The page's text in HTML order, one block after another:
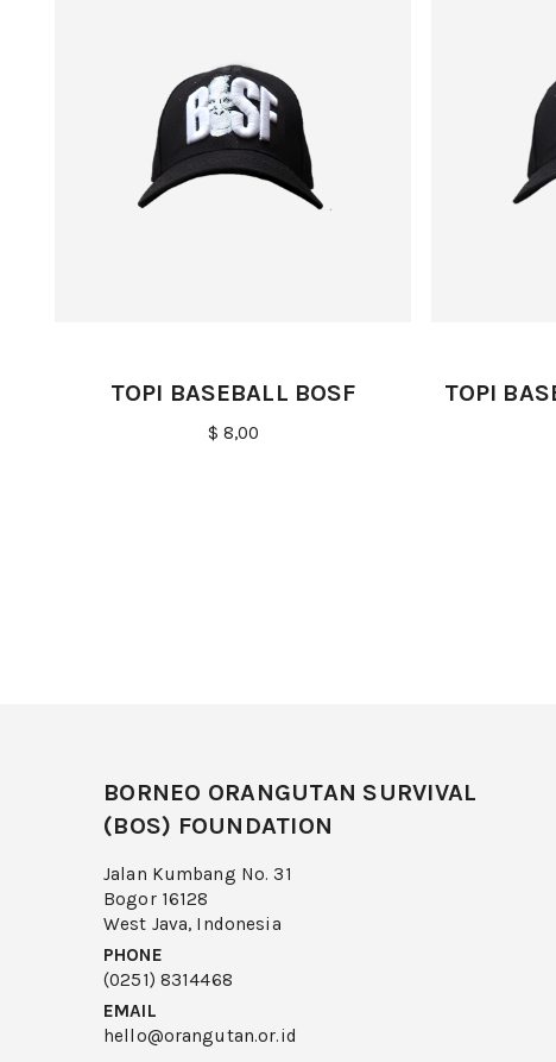
TOPI BASEBALL BOSF
$ 8,00
TOPI
BORNEO ORANGUTAN SURVIVAL
(BOS) FOUNDATION
Jalan Kumbang No. 31
Bogor 16128
West Java, Indonesia
PHONE
(0251) 8314468
EMAIL
hello@orangutan.or.id